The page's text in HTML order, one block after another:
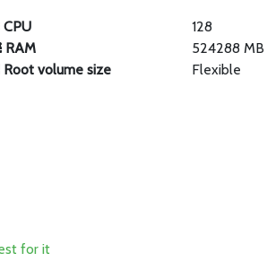
CPU
128
RAM
524288 MB
Root volume size
Flexible
for it